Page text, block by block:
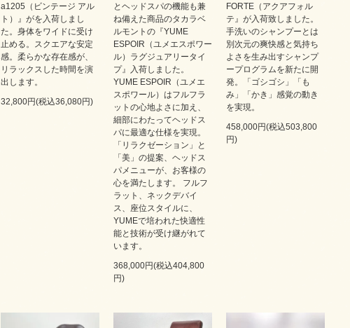
a1205（ビンテージ アル
ト）』がを入荷しまし
た。身体をワイドに受け
止める。スクエアな安定
感。柔らかな存在感が、
リラックスした時間を演
出します。
32,800円(税込36,080円)
とヘッドスパの機能も兼
ね備えた商品のタカラベ
ルモントの『YUME
ESPOIR（ユメエスポワー
ル）ラグジュアリータイ
プ』入荷しました。
YUME ESPOIR（ユメエ
スポワール）はフルフラ
ットの心地よさに加え、
細部にわたってヘッドス
パに最適な仕様を実現。
「リラクゼーション」と
「美」の提案、ヘッドス
パメニューが、お客様の
心を満たします。 フルフ
ラット、ネックデバイ
ス、座位スタイルに、
YUMEで培われた快適性
能と技術が受け継がれて
います。
368,000円(税込404,800
円)
FORTE（アクアフォル
テ』が入荷致しました。
手洗いのシャンプーとは
別次元の爽快感と気持ち
よさを生み出すシャンプ
ープログラムを新たに開
発。「ゴシゴシ」「も
み」「かき」感覚の動き
を実現。
458,000円(税込503,800
円)